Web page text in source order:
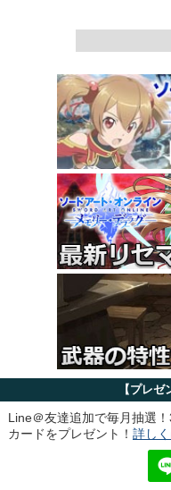
【プレゼ
Line＠友達追加で毎月抽選
カードをプレゼント！ 詳し